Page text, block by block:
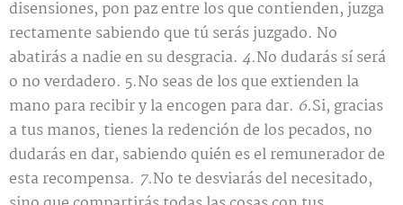
disensiones, pon paz entre los que contienden, juzga
rectamente sabiendo que tú serás juzgado. No
abatirás a nadie en su desgracia. 4.No dudarás sí será
o no verdadero. 5.No seas de los que extienden la
mano para recibir y la encogen para dar. 6.Si, gracias
a tus manos, tienes la redención de los pecados, no
dudarás en dar, sabiendo quién es el remunerador de
esta recompensa. 7.No te desviarás del necesitado,